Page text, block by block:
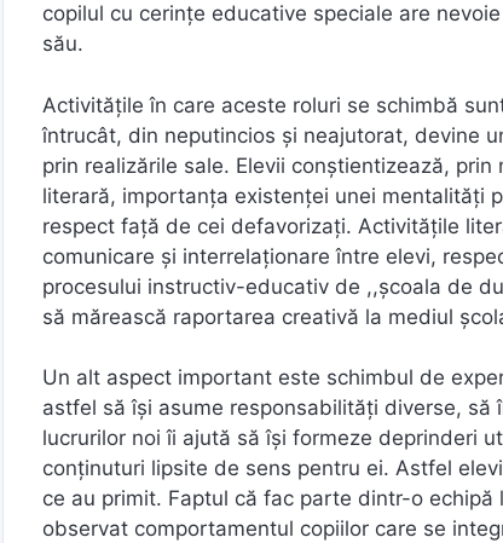
copilul cu cerințe educative speciale are
său.
Activitățile în care aceste roluri se schimbă
întrucât, din neputincios și neajutorat, devine
prin realizările sale. Elevii conştientizează,
literară, importanţa existenţei unei mentalităţi
respect faţă de cei defavorizaţi. Activităţile
comunicare şi interrelaţionare între elevi,
procesului instructiv-educativ de ,,școala de
să mărească raportarea creativă la mediul
Un alt aspect important este schimbul de
astfel să își asume responsabilități diverse,
lucrurilor noi îi ajută să își formeze deprinderi
conținuturi lipsite de sens pentru ei. Astfel
ce au primit. Faptul că fac parte dintr-o
observat comportamentul copiilor care se